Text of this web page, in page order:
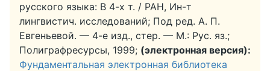
русского языка: В 4-х т. / РАН, Ин-т
лингвистич. исследований; Под ред. А. П.
Евгеньевой. — 4-е изд., стер. — М.: Рус. яз.;
Полиграфресурсы, 1999; (электронная версия):
Фундаментальная электронная библиотека